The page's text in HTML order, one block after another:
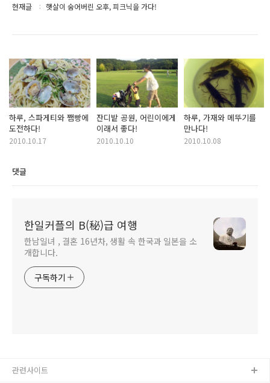
현재글 햇살이 숨어버린 오후, 피크닉을 가다!
하루, 스파게티와 쨈빵에
도전하다!
2010.10.17
잔디밭 공원, 어린이에게
이래서 좋다!
2010.10.10
하루, 가재와 메뚜기를
만나다!
2010.10.08
댓글
한일커플의 B(秘)급 여행
한남일녀 , 결혼 16년차, 생활 속 한국과 일본을 소
개합니다.
구독하기
관련사이트